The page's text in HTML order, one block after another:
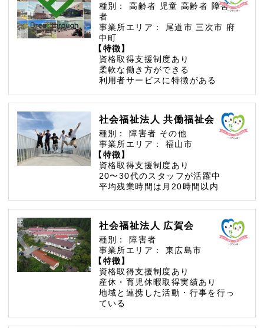
種別： 高齢者 児童高齢者 障害
者
事業所エリア：
尾道市 三次市 府
中町
【特徴】
資格取得支援制度あり
柔軟な働き方ができる
利用者サービスに特徴がある
社会福祉法人 共働福祉会
種別： 障害者 その他
事業所エリア：
福山市
【特徴】
資格取得支援制度あり
20〜30代のスタッフが活躍中
平均残業時間は月20時間以内
社会福祉法人 広賀会
種別：
障害者
事業所エリア：
東広島市
【特徴】
資格取得支援制度あり
産休・育児休暇取得実績あり
地域と連携した活動・行事を行っ
ている